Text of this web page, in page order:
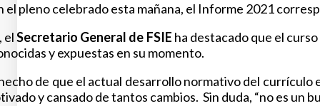
el pleno celebrado esta mañana, el Informe 2021
elSecretario General de FSIE ha destacado que el
y expuestas en su momento.
de que el actual desarrollo normativo del
y cansado de tantos cambios. Sin duda, “no es